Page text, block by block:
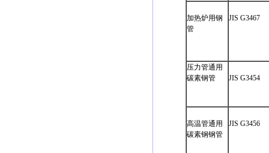
加热炉用钢
管
JIS G3467
压力管通用
碳素钢管
JIS G3454
高温管通用
碳素钢钢管
JIS G3456